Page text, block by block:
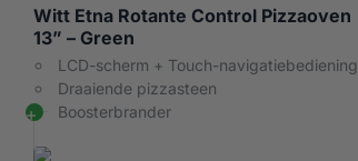
Witt Etna Rotante Control Pizzaoven
13” – Green
LCD-scherm + Touch-navigatiebediening
Draaiende pizzasteen
Boosterbrander